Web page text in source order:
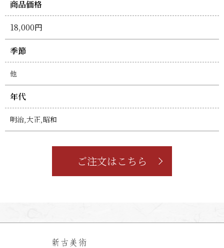
商品価格
18,000円
季節
他
年代
明治,大正,昭和
ご注文はこちら